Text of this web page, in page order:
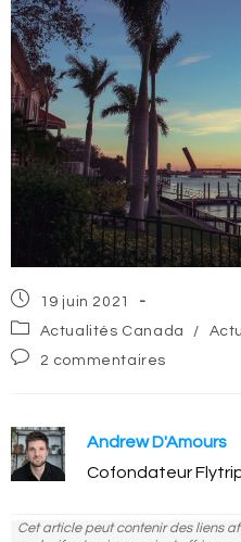
Post
published:
19 juin 2021
Post
category:
Actualités Canada /
Post2 commentaires
Andrew D'Amours
Cofondateur
Cet article peut contenir des liens